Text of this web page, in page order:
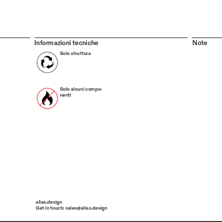
alias.design
Get in touch: sales@alias.design
Informazioni tecniche Note
Solo struttura
Solo alcuni compo-
nenti